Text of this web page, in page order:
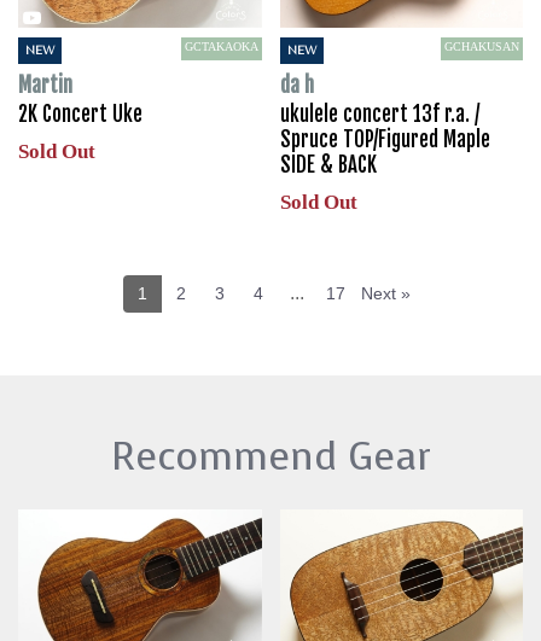
NEW GCTAKAOKA
Martin
2K Concert Uke
Sold Out
NEW GCHAKUSAN
da h
ukulele concert 13f r.a. /
Spruce TOP/Figured Maple
SIDE & BACK
Sold Out
1 2 3 4 ... 17 Next »
Recommend Gear